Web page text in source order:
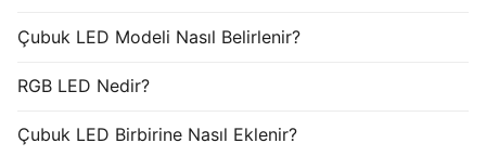
Çubuk LED Modeli Nasıl Belirlenir?
RGB LED Nedir?
Çubuk LED Birbirine Nasıl Eklenir?